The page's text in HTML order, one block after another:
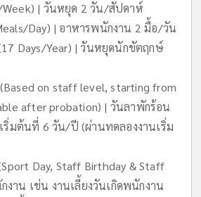
Week) | วันหยุด 2 วัน/สัปดาห์
Day) | อาหารพนักงาน 2 มื้อ/วัน
Days/Year) | วันหยุดนักขัตฤกษ์
on staff level, starting from
after probation) | วันลาพักร้อน
ริ่มต้นที่ 6 วัน/ปี (ผ่านทดลองงานเริ่ม
Day, Staff Birthday & Staff
งาน เช่น งานเลี้ยงวันเกิดพนักงาน